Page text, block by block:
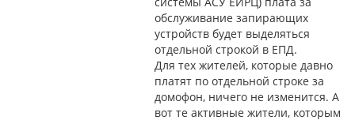
обслуживание запирающих
устройств будет выделяться
отдельной строкой в ЕПД.
Для тех жителей, которые давно
платят по отдельной строке за
домофон, ничего не изменится. А
вот те активные жители, которым